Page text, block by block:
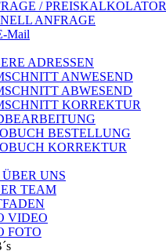
/ PREISKALKOLATOR
ANFRAGE
Mail
ADRESSEN
ANWESEND
ABWESEND
KORREKTUR
BESTELLUNG
KORREKTUR
UNS
TEAM
VIDEO
FOTO